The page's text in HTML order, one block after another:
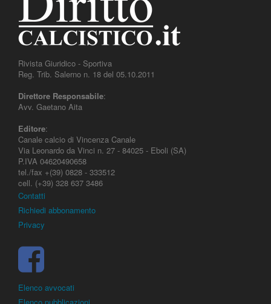
Rivista Giuridico - Sportiva
Reg. Trib. Salerno n. 18 del 05.10.2011
Direttore Responsabile:
Avv. Gaetano Aita
Editore:
Canale calcio di Vincenza Canale
Via Leonardo da Vinci n. 27 - 84025 - Eboli (SA)
P.IVA 04620490658
tel./fax +(39) 0828 - 333512
cell. (+39) 328 637 3486
Contatti
Richiedi abbonamento
Privacy
Elenco avvocati